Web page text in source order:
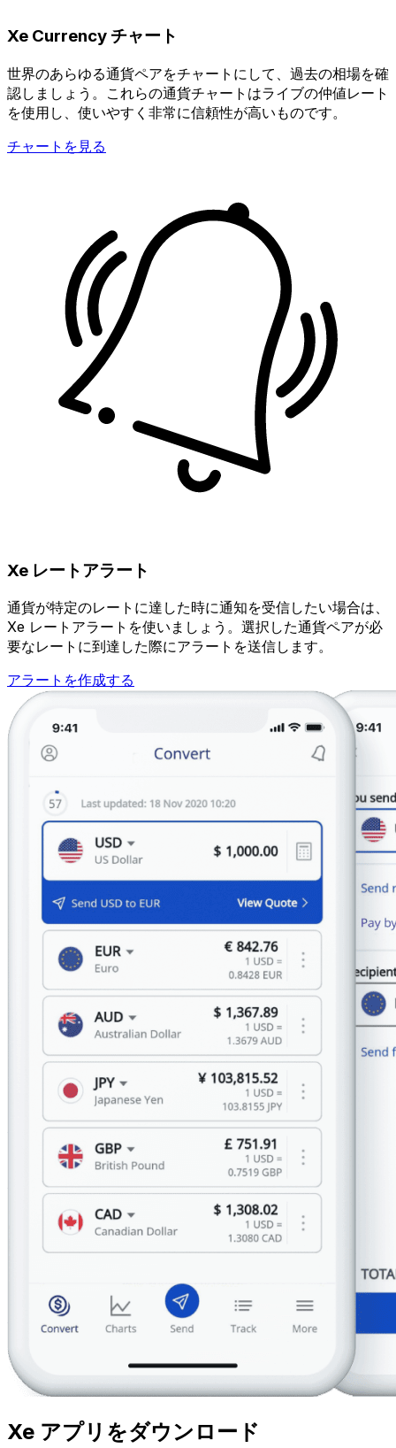
Xe Currency チャート
世界のあらゆる通貨ペアをチャートにして、過去の相場を確
認しましょう。これらの通貨チャートはライブの仲値レート
を使用し、使いやすく非常に信頼性が高いものです。
チャートを見る
Xe レートアラート
通貨が特定のレートに達した時に通知を受信したい場合は、
Xe レートアラートを使いましょう。選択した通貨ペアが必
要なレートに到達した際にアラートを送信します。
アラートを作成する
Xe アプリをダウンロード